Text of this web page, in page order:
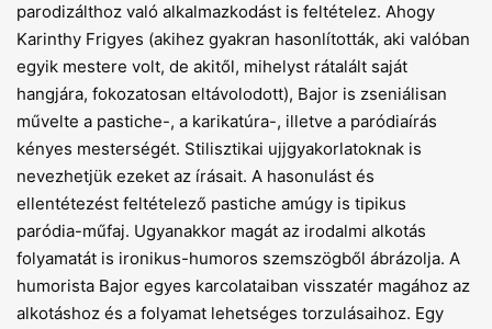
parodizálthoz való alkalmazkodást is feltételez. Ahogy
Karinthy Frigyes (akihez gyakran hasonlították, aki valóban
egyik mestere volt, de akitől, mihelyst rátalált saját
hangjára, fokozatosan eltávolodott), Bajor is zseniálisan
művelte a pastiche-, a karikatúra-, illetve a paródiaírás
kényes mesterségét. Stilisztikai ujjgyakorlatoknak is
nevezhetjük ezeket az írásait. A hasonulást és
ellentétezést feltételező pastiche amúgy is tipikus
paródia-műfaj. Ugyanakkor magát az irodalmi alkotás
folyamatát is ironikus-humoros szemszögből ábrázolja. A
humorista Bajor egyes karcolataiban visszatér magához az
alkotáshoz és a folyamat lehetséges torzulásaihoz. Egy